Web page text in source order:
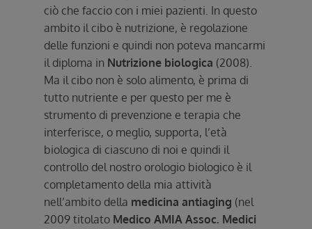
ciò che faccio con i miei pazienti. In questo
ambito il cibo è nutrizione, è regolazione
delle funzioni e quindi non poteva mancarmi
il diploma in Nutrizione biologica (2008).
Ma il cibo non è solo alimento, è prima di
tutto nutriente e per questo per me è
strumento di prevenzione e terapia che
interferisce, o meglio, supporta, l’età
biologica di ciascuno di noi e quindi il
controllo del nostro orologio biologico è il
completamento della mia attività
nell’ambito della medicina antiaging (nel
2009 titolato Medico AMIA Assoc. Medici